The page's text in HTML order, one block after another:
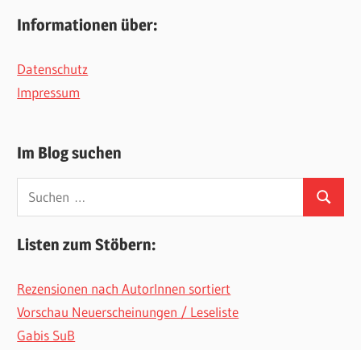
Informationen über:
Datenschutz
Impressum
Im Blog suchen
Suchen
nach:
Suchen
Listen zum Stöbern:
Rezensionen nach AutorInnen sortiert
Vorschau Neuerscheinungen / Leseliste
Gabis SuB